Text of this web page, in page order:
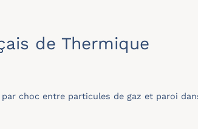
de Thermique
choc entre particules de gaz et paroi